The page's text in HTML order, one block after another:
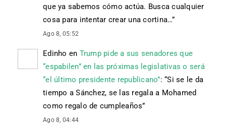
que ya sabemos cómo actúa. Busca cualquier
cosa para intentar crear una cortina…”
Ago 8, 05:52
Edinho en Trump pide a sus senadores que
“espabilen” en las próximas legislativas o será
“el último presidente republicano”: “Si se le da
tiempo a Sánchez, se las regala a Mohamed
como regalo de cumpleaños”
Ago 8, 04:44